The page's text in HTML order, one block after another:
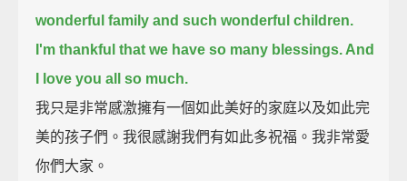
wonderful family and such wonderful children.
I'm thankful that we have so many blessings. And
I love you all so much.
我只是非常感激擁有一個如此美好的家庭以及如此完
美的孩子們。我很感謝我們有如此多祝福。我非常愛
你們大家。